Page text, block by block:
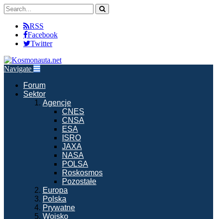
RSS
Facebook
Twitter
Navigate
Forum
Sektor
Agencje
CNES
CNSA
ESA
ISRO
JAXA
NASA
POLSA
Roskosmos
Pozostałe
Europa
Polska
Prywatne
Wojsko